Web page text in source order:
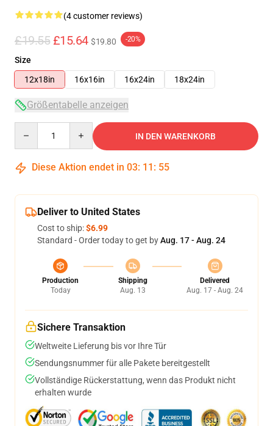
(4 customer reviews)
£19.55 £15.64 $19.80 -20%
Size
12x18in
16x16in 16x24in 18x24in
Größentabelle anzeigen
IN DEN WARENKORB
Diese Aktion endet in 03: 11 : 54
Deliver to United States
Cost to ship:$6.99
Standard - Order today to get byAug. 17 - Aug. 24
Production
Today
Shipping
Aug. 13
Delivered
Aug. 17 - Aug. 24
Sichere Transaktion
Weltweite Lieferung bis vor Ihre Tür
Sendungsnummer für alle Pakete bereitgestellt
Vollständige Rückerstattung, wenn das Produkt nicht
erhalten wurde